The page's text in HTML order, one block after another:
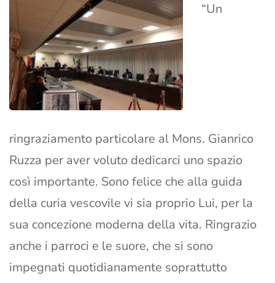
“Un
ringraziamento particolare al Mons. Gianrico
Ruzza per aver voluto dedicarci uno spazio
così importante. Sono felice che alla guida
della curia vescovile vi sia proprio Lui, per la
sua concezione moderna della vita. Ringrazio
anche i parroci e le suore, che si sono
impegnati quotidianamente soprattutto